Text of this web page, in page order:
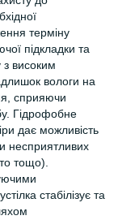
терміну
підкладки та
з високим
вологи на
сприяючи
Гідрофобне
дає можливість
несприятливих
тощо).
стабілізує та